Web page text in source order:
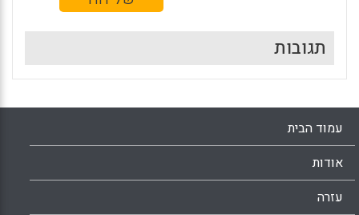
תגובות
עמוד הבית
אודות
עזרה